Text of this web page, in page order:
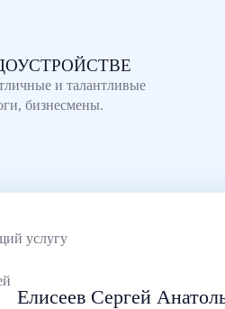
и талантливые
бизнесмены.
услугу
Елисеев Сергей